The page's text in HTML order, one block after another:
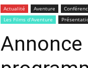
Actualité Aventure
Les Films d'Aventure
Annonce